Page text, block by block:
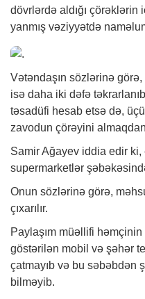
dövrlərdə aldığı
yanmış vəziyyətdə
Vətəndaşın sözlərinə
isə daha iki dəfə
təsadüfi hesab etsə də,
zavodun çörəyini
Samir Ağayev iddia edir
supermarketlər
Onun sözlərinə görə,
çıxarılır.
Paylaşım müəllifi
göstərilən mobil və şəhər
çatmayıb və bu səbəbdən
bilməyib.